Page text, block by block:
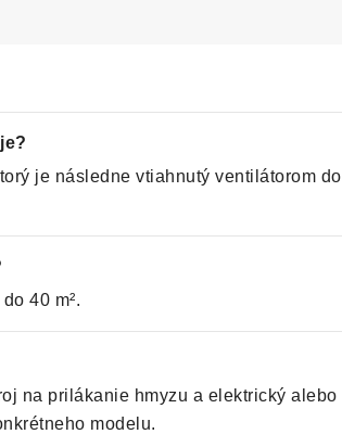
je následne vtiahnutý ventilátorom do
40 m².
na prilákanie hmyzu a elektrický alebo
modelu.